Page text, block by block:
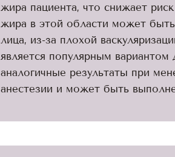
жира пациента, что снижает
жира в этой области может
лица, из-за плохой
является популярным вариантом
аналогичные результаты при
анестезии и может быть